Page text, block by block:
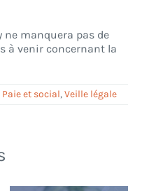
ne manquera pas de
à venir concernant la
Paie et social,Veille légale